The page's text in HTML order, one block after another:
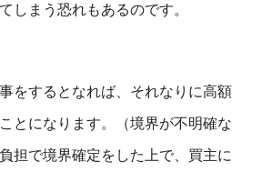
しまう恐れもあるのです。
をするとなれば、それなりに高額
とになります。（境界が不明確な
担で境界確定をした上で、買主に